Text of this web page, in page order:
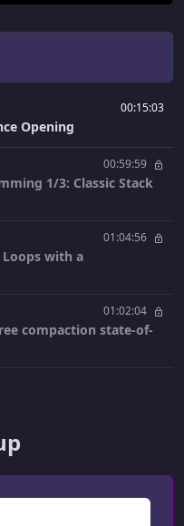
00:15:03
Opening
00:59:59
1/3: Classic Stack
01:04:56
Loops with a
01:02:04
compaction state-of-
00:59:08
in Tarantool. What, how